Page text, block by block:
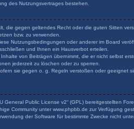
des Nutzungsvertrages bestehen.
die gegen geltendes Recht oder die guten Sitten
bzw. zu verwenden.
Nutzungsbedingungen oder anderer im Board
und Ihnen ein Hausverbot erteilen.
von Beiträgen übernimmt, die er nicht selbst
jederzeit zu löschen oder zu sperren.
sie gegen o. g. Regeln verstoßen oder geeignet
General Public License v2“ (GPL) bereitgestellten
Community unter www.phpbb.de zur Verfügung
der Software für bestimmte Zwecke nicht